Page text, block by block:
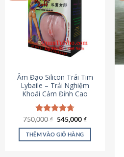
Âm Đạo Silicon Trái Tim
Lybaile – Trải Nghiệm
Khoái Cảm Đỉnh Cao
Được xếp
hạng4.70
5 sao
750,000₫ Giá
là:
750,000 ₫.
545,000₫Giá
tại
545,000 ₫.
THÊM VÀO GIỎ HÀNG